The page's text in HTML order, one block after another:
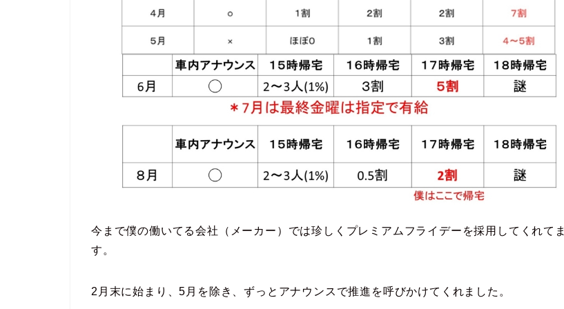
今まで僕の働いてる会社（メーカー）では珍しくプレミアムフライデーを採用してくれてま
す。
2月末に始まり、5月を除き、ずっとアナウンスで推進を呼びかけてくれました。